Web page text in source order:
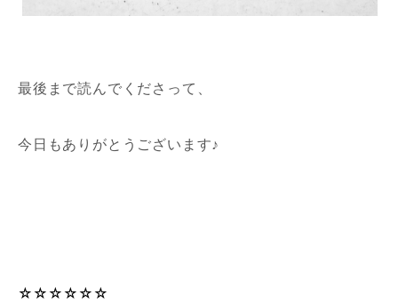
最後まで読んでくださって、
今日もありがとうございます♪
☆☆☆☆☆☆